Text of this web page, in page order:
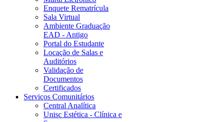
Enquete Rematrícula
Sala Virtual
Ambiente Graduação
EAD - Antigo
Portal do Estudante
Locação de Salas e
Auditórios
Validação de
Documentos
Certificados
Serviços Comunitários
Central Analítica
Unisc Estética - Clínica e